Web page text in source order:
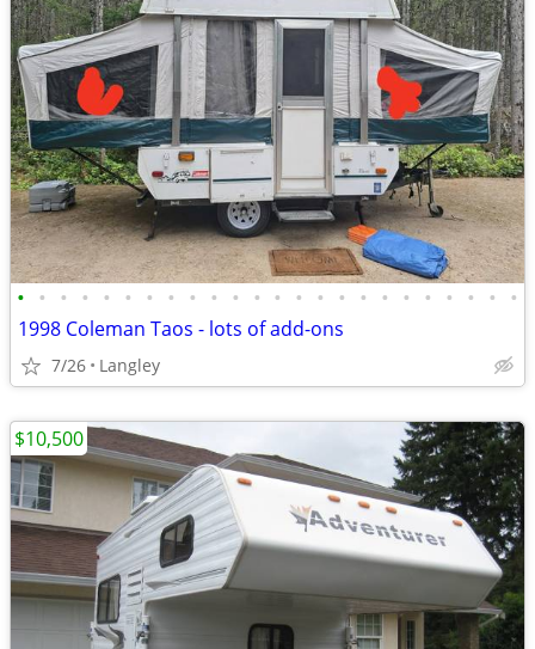
• • • • • • • • • • • • • • • • • • • • • • • •
1998 Coleman Taos - lots of add-ons
7/26 Langley
$10,500